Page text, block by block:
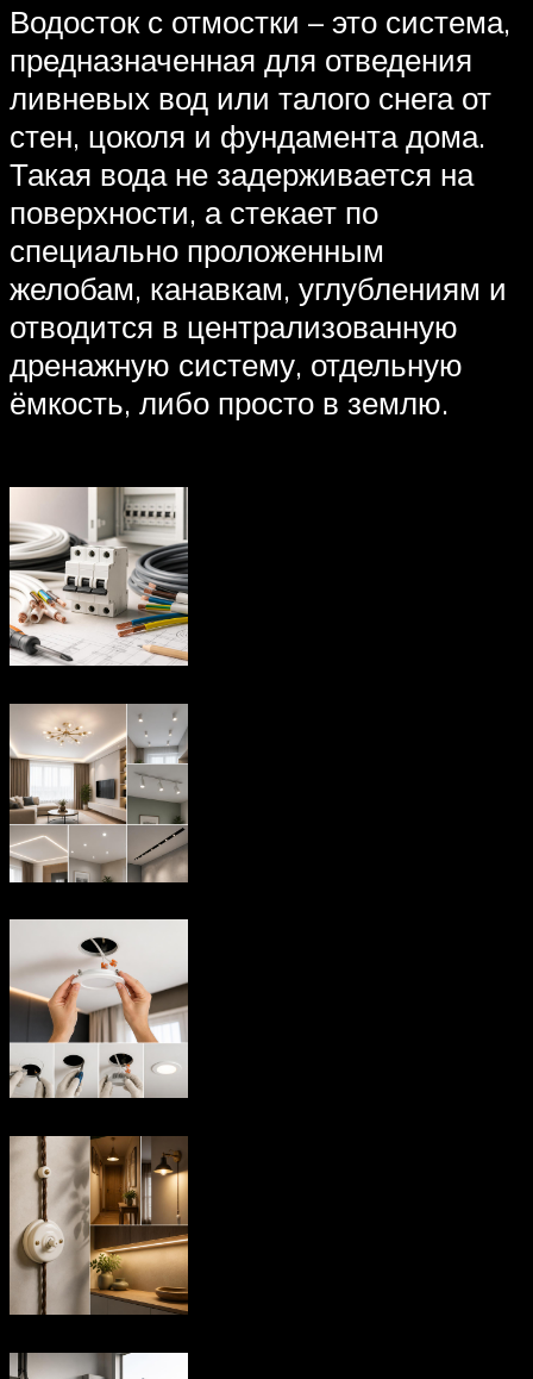
Водосток с отмостки – это система,
предназначенная для отведения
ливневых вод или талого снега от
стен, цоколя и фундамента дома.
Такая вода не задерживается на
поверхности, а стекает по
специально проложенным
желобам, канавкам, углублениям и
отводится в централизованную
дренажную систему, отдельную
ёмкость, либо просто в землю.